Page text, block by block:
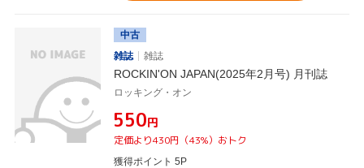
中古
雑誌
雑誌
ROCKIN'ON JAPAN(2025年2月号) 月刊誌
ロッキング・オン
¥550円
定価より430円（43%）おトク
獲得ポイント 5P